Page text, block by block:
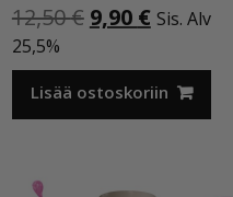
12,50€ Alkuperäinen
oli:
12,50 €.
9,90 €Nykyinen
on:
9,90 €.
Sis. Alv
25,5%
Lisää ostoskoriin